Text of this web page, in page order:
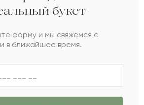
2022-05-14
букет
форму и мы свяжемся с
в ближайшее время.